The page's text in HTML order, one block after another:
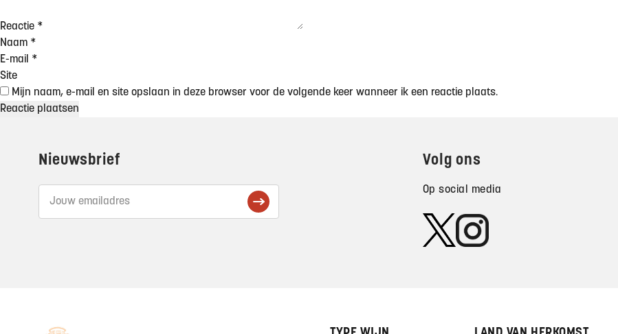
Reactie *
Naam *
E-mail *
Site
Mijn naam, e-mail en site opslaan in deze browser voor de volgende keer wanneer ik een reactie plaats.
Nieuwsbrief Volg ons
Op social media